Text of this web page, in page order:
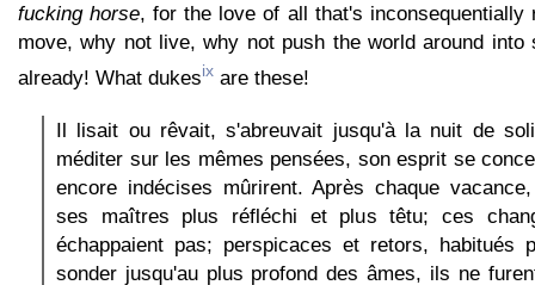
fucking horse, for the love of all that's inconsequentially
move, why not live, why not push the world around into
already! What dukesix are these!
Il lisait ou rêvait, s'abreuvait jusqu'à la nuit de
méditer sur les mêmes pensées, son esprit se
encore indécises mûrirent. Après chaque
ses maîtres plus réfléchi et plus têtu; ces
échappaient pas; perspicaces et retors, habitués
sonder jusqu'au plus profond des âmes, ils ne